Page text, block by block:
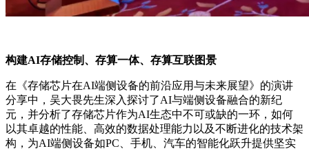
构建AI存储控制、存算一体、存算互联图景
在《存储芯片在AI端侧设备的前沿应用与未来展望》的演讲
分享中，吴大畏先生深入探讨了AI与端侧设备融合的新纪
元，并分析了存储芯片作为AI生态中不可或缺的一环，如何
以其卓越的性能、高效的数据处理能力以及不断进化的技术架
构，为AI端侧设备如PC、手机、汽车的智能化跃升提供坚实